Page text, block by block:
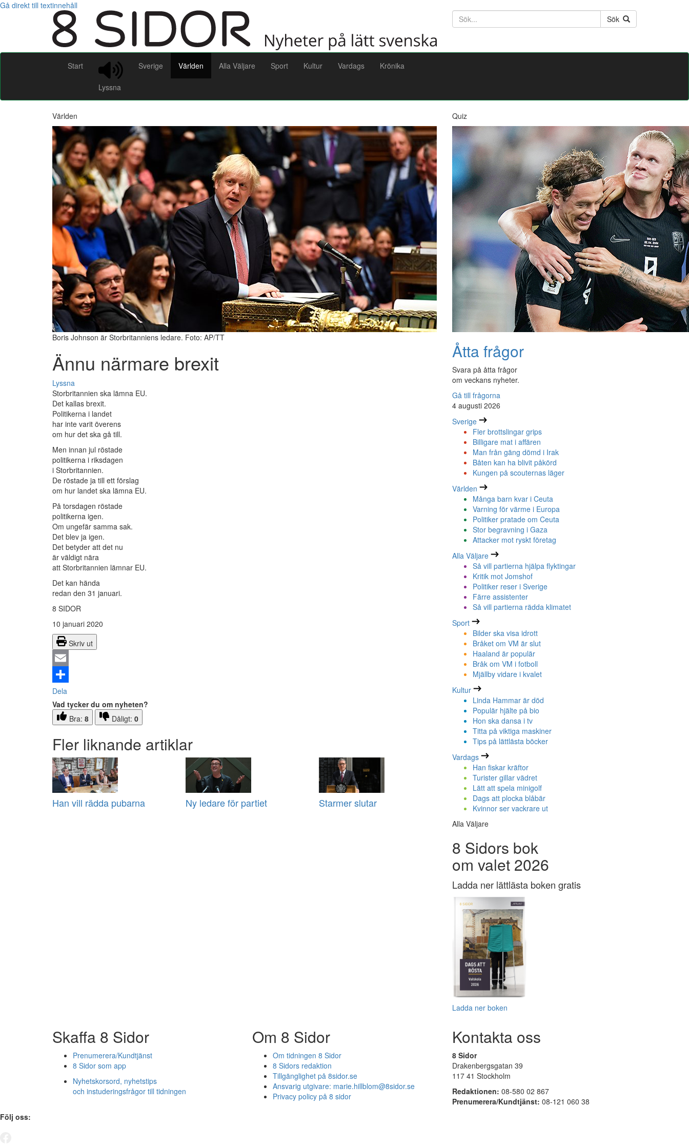
Gå direkt till textinnehåll
Söktext
Sök
Start
Lyssna
Sverige Världen Alla Väljare Sport Kultur Vardags Krönika
Världen
Boris Johnson är Storbritanniens ledare. Foto: AP/TT
Ännu närmare brexit
Lyssna
Storbritannien ska lämna EU.
Det kallas brexit.
Politikerna i landet
har inte varit överens
om hur det ska gå till.
Men innan jul röstade
politikerna i riksdagen
i Storbritannien.
De röstade ja till ett förslag
om hur landet ska lämna EU.
På torsdagen röstade
politikerna igen.
Om ungefär samma sak.
Det blev ja igen.
Det betyder att det nu
är väldigt nära
att Storbritannien lämnar EU.
Det kan hända
redan den 31 januari.
8 SIDOR
10 januari 2020
Skriv ut
Email
Dela
Vad tycker du om nyheten?
Bra: 8 Dåligt: 0
Fler liknande artiklar
Han vill rädda pubarna Ny ledare för partiet Starmer slutar
Quiz
Åtta frågor
Svara på åtta frågor
om veckans nyheter.
Gå till frågorna
4 augusti 2026
Sverige
Fler brottslingar grips
Billigare mat i affären
Man från gäng dömd i Irak
Båten kan ha blivit påkörd
Kungen på scouternas läger
Världen
Många barn kvar i Ceuta
Varning för värme i Europa
Politiker pratade om Ceuta
Stor begravning i Gaza
Attacker mot ryskt företag
Alla Väljare
Så vill partierna hjälpa flyktingar
Kritik mot Jomshof
Politiker reser i Sverige
Färre assistenter
Så vill partierna rädda klimatet
Sport
Bilder ska visa idrott
Bråket om VM är slut
Haaland är populär
Bråk om VM i fotboll
Mjällby vidare i kvalet
Kultur
Linda Hammar är död
Populär hjälte på bio
Hon ska dansa i tv
Titta på viktiga maskiner
Tips på lättlästa böcker
Vardags
Han fiskar kräftor
Turister gillar vädret
Lätt att spela minigolf
Dags att plocka blåbär
Kvinnor ser vackrare ut
Alla Väljare
8 Sidors bok
om valet 2026
Ladda ner lättlästa boken gratis
Ladda ner boken
Skaffa 8 Sidor
Prenumerera/Kundtjänst
8 Sidor som app
Nyhetskorsord, nyhetstips
och instuderingsfrågor till tidningen
Om 8 Sidor
Om tidningen 8 Sidor
8 Sidors redaktion
Tillgänglighet på 8sidor.se
Ansvarig utgivare: marie.hillblom@8sidor.se
Privacy policy på 8 sidor
Kontakta oss
8 Sidor
Drakenbergsgatan 39
117 41 Stockholm
Redaktionen: 08-580 02 867
Prenumerera/Kundtjänst: 08-121 060 38
Följ oss: